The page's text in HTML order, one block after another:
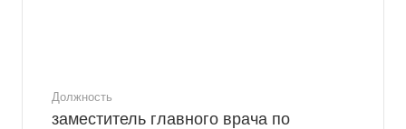
Должность
заместитель главного врача по